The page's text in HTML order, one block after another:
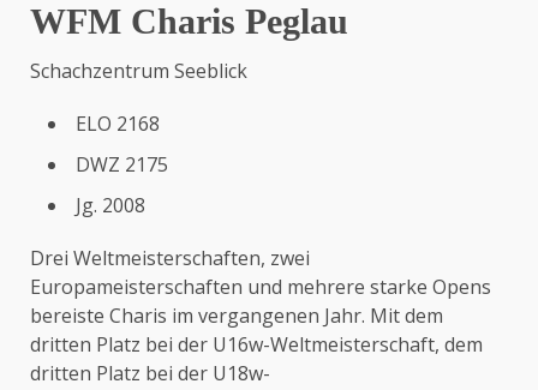
WFM Charis Peglau
Schachzentrum Seeblick
ELO 2168
DWZ 2175
Jg. 2008
Drei Weltmeisterschaften, zwei
Europameisterschaften und mehrere starke Opens
bereiste Charis im vergangenen Jahr. Mit dem
dritten Platz bei der U16w-Weltmeisterschaft, dem
dritten Platz bei der U18w-